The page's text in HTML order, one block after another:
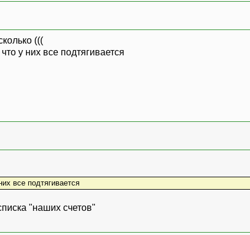
(((
у них все подтягивается
все подтягивается
"наших счетов"